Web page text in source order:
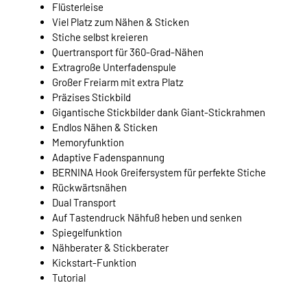
Flüsterleise
Viel Platz zum Nähen & Sticken
Stiche selbst kreieren
Quertransport für 360-Grad-Nähen
Extragroße Unterfadenspule
Großer Freiarm mit extra Platz
Präzises Stickbild
Gigantische Stickbilder dank Giant-Stickrahmen
Endlos Nähen & Sticken
Memoryfunktion
Adaptive Fadenspannung
BERNINA Hook Greifersystem für perfekte Stiche
Rückwärtsnähen
Dual Transport
Auf Tastendruck Nähfuß heben und senken
Spiegelfunktion
Nähberater & Stickberater
Kickstart-Funktion
Tutorial